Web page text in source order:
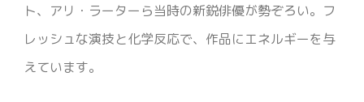
ト、アリ・ラーターら当時の新鋭俳優が勢ぞろい。フ
レッシュな演技と化学反応で、作品にエネルギーを与
えています。